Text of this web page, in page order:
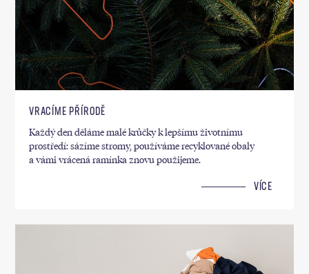
VRACÍME PŘÍRODĚ
Každý den děláme malé krůčky k lepšímu životnímu
prostředí: sázíme stromy, používáme recyklované obaly
a vámi vrácená ramínka znovu použijeme.
VÍCE